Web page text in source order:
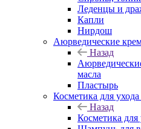
Леденцы и
Капли
Нирдош
Аюрведические
Назад
масла
Пластырь
Косметика для
Назад
Косметика для